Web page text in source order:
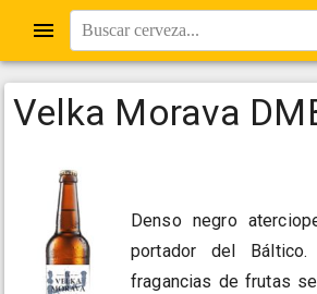
Buscar cerveza...
Velka Morava
Denso negro
portador del
fragancias de frutas